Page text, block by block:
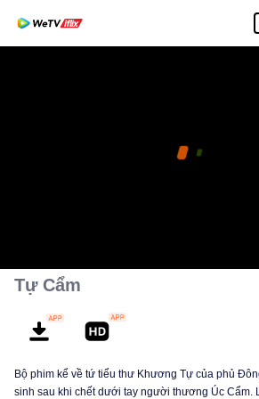
Tự Cẩm
Bộ phim kể về tứ tiểu thư Khương Tự của phủ
sinh sau khi chết dưới tay người thương Úc Cẩm.